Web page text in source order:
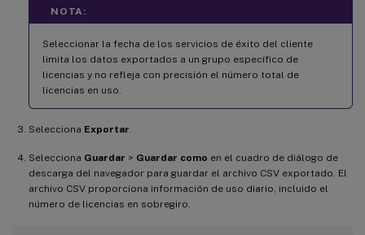
NOTA:
Seleccionar la fecha de los servicios de éxito del cliente
limita los datos exportados a un grupo específico de
licencias y no refleja con precisión el número total de
licencias en uso.
Selecciona Exportar.
Selecciona Guardar > Guardar como en el cuadro de diálogo de
descarga del navegador para guardar el archivo CSV exportado. El
archivo CSV proporciona información de uso diario, incluido el
número de licencias en sobregiro.